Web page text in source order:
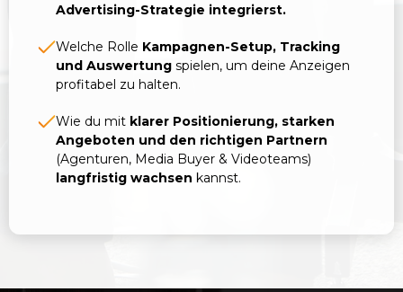
Advertising-Strategie integrierst.
Welche Rolle Kampagnen-Setup, Tracking
und Auswertung spielen, um deine Anzeigen
profitabel zu halten.
Wie du mit klarer Positionierung, starken
Angeboten und den richtigen Partnern
(Agenturen, Media Buyer & Videoteams)
langfristig wachsen kannst.